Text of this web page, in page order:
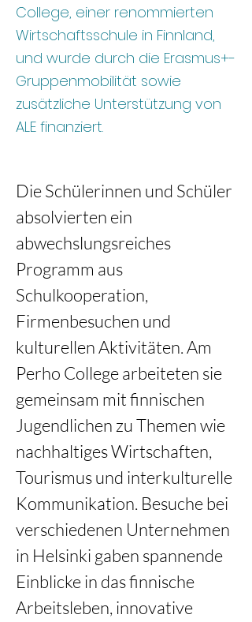
College, einer renommierten
Wirtschaftsschule in Finnland,
und wurde durch die Erasmus+-
Gruppenmobilität sowie
zusätzliche Unterstützung von
ALE finanziert.
Die Schülerinnen und Schüler
absolvierten ein
abwechslungsreiches
Programm aus
Schulkooperation,
Firmenbesuchen und
kulturellen Aktivitäten. Am
Perho College arbeiteten sie
gemeinsam mit finnischen
Jugendlichen zu Themen wie
nachhaltiges Wirtschaften,
Tourismus und interkulturelle
Kommunikation. Besuche bei
verschiedenen Unternehmen
in Helsinki gaben spannende
Einblicke in das finnische
Arbeitsleben, innovative